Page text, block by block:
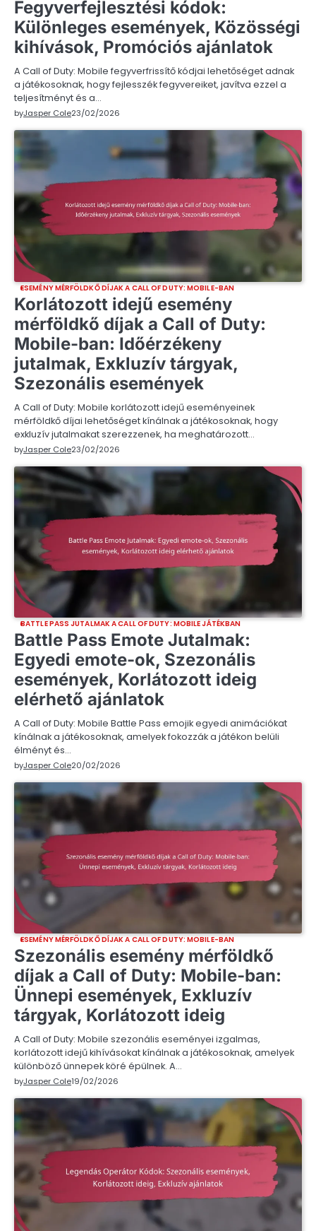
Fegyverfejlesztési kódok:
Különleges események, Közösségi
kihívások, Promóciós ajánlatok
A Call of Duty: Mobile fegyverfrissítő kódjai lehetőséget adnak
a játékosoknak, hogy fejlesszék fegyvereiket, javítva ezzel a
teljesítményt és a…
byJasper Cole23/02/2026
ESEMÉNY MÉRFÖLDKŐ DÍJAK A CALL OF DUTY: MOBILE-BAN
Korlátozott idejű esemény
mérföldkő díjak a Call of Duty:
Mobile-ban: Időérzékeny
jutalmak, Exkluzív tárgyak,
Szezonális események
A Call of Duty: Mobile korlátozott idejű eseményeinek
mérföldkő díjai lehetőséget kínálnak a játékosoknak, hogy
exkluzív jutalmakat szerezzenek, ha meghatározott…
byJasper Cole23/02/2026
BATTLE PASS JUTALMAK A CALL OF DUTY: MOBILE JÁTÉKBAN
Battle Pass Emote Jutalmak:
Egyedi emote-ok, Szezonális
események, Korlátozott ideig
elérhető ajánlatok
A Call of Duty: Mobile Battle Pass emojik egyedi animációkat
kínálnak a játékosoknak, amelyek fokozzák a játékon belüli
élményt és…
byJasper Cole20/02/2026
ESEMÉNY MÉRFÖLDKŐ DÍJAK A CALL OF DUTY: MOBILE-BAN
Szezonális esemény mérföldkő
díjak a Call of Duty: Mobile-ban:
Ünnepi események, Exkluzív
tárgyak, Korlátozott ideig
A Call of Duty: Mobile szezonális eseményei izgalmas,
korlátozott idejű kihívásokat kínálnak a játékosoknak, amelyek
különböző ünnepek köré épülnek. A…
byJasper Cole19/02/2026